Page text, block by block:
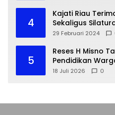
4
Kajati Riau
Sekaligus
Bank Indonesia
29 Februari 2024
5
Reses H Misno
Pendidikan
18 Juli 2026 0